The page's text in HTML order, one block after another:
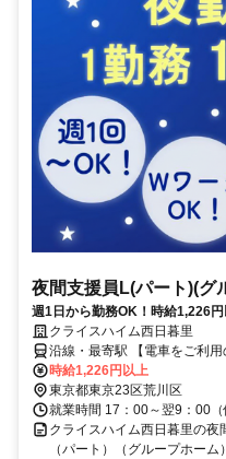
夜間支援員L(パート)(グ
週1日から勤務OK！時給1,226
服装・髪色・ネイル自由（規定
ます！
クライスハイム西日暮里
沿線・最寄駅 【電車をご利
り徒歩約1分 ・JR山手線「西
「三河島」駅より徒歩約9分 【バスをご利用の場合】 最寄りの「新三
河島駅前」バス停より都営バ
ス可
時給1,226円以上
東京都東京23区荒川区
就業時間 17：00～翌9：00
クライスハイム西日暮里の夜
（パート）（グループホー